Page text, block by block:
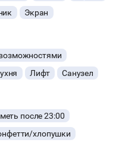
Экран
Лифт Санузел
после 23:00
хлопушки